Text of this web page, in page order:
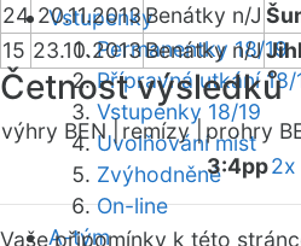
Vstupenky
Permanentky 18/19
Přípravná utkání 18/
Vstupenky 18/19
Uvolňování míst
Zvýhodněné
On-line
A-tým
24 20.11.2013Benátky n/J
15 23.10.2013Benátky n/J
Četnost výsledků
výhry BEN | remízy | prohry
3:4pp2x
Vaše připomínky k této